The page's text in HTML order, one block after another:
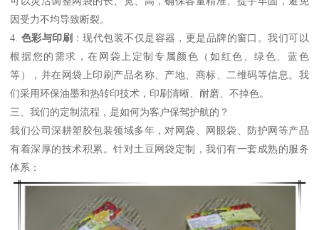
因受力不均导致断裂。
4. 色彩与印刷 ：现代包装不仅是容器，更是品牌的窗口。我们可以
根据您的需求，在网袋上定制专属颜色（如红色、绿色、蓝色
等），并在网袋上印刷产品名称、产地、商标、二维码等信息。我
们采用环保油墨和热转印技术，印刷清晰、耐磨、不掉色。
三、我们的定制流程，是如何为客户保驾护航的？
我们公司深耕塑胶包装领域多年，对网袋、网眼袋、防护网等产品
有着深厚的技术积累。针对土豆网袋定制，我们有一套成熟的服务
体系：